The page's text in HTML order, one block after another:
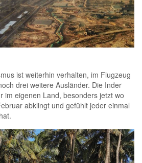
ist weiterhin verhalten, im Flugzeug
drei weitere Ausländer. Die Inder
im eigenen Land, besonders jetzt wo
abklingt und gefühlt jeder einmal